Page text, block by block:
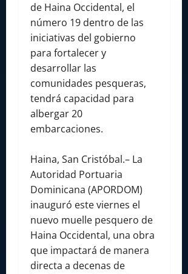
de Haina Occidental, el
número 19 dentro de las
iniciativas del gobierno
para fortalecer y
desarrollar las
comunidades pesqueras,
tendrá capacidad para
albergar 20
embarcaciones.
Haina, San Cristóbal.– La
Autoridad Portuaria
Dominicana (APORDOM)
inauguró este viernes el
nuevo muelle pesquero de
Haina Occidental, una obra
que impactará de manera
directa a decenas de